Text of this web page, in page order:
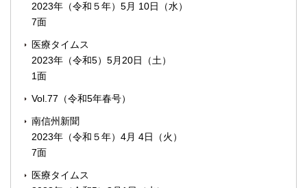
2023年（令和５年）5月 10日（水）
7面
医療タイムス
2023年（令和5）5月20日（土）
1面
Vol.77（令和5年春号）
南信州新聞
2023年（令和５年）4月 4日（火）
7面
医療タイムス